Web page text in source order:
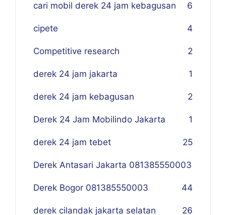
cari mobil derek 24 jam kebagusan 6
cipete 4
Competitive research 2
derek 24 jam jakarta 1
derek 24 jam kebagusan 2
Derek 24 Jam Mobilindo Jakarta 1
derek 24 jam tebet 25
Derek Antasari Jakarta 081385550003
4
Derek Bogor 081385550003 4
derek cilandak jakarta selatan 26